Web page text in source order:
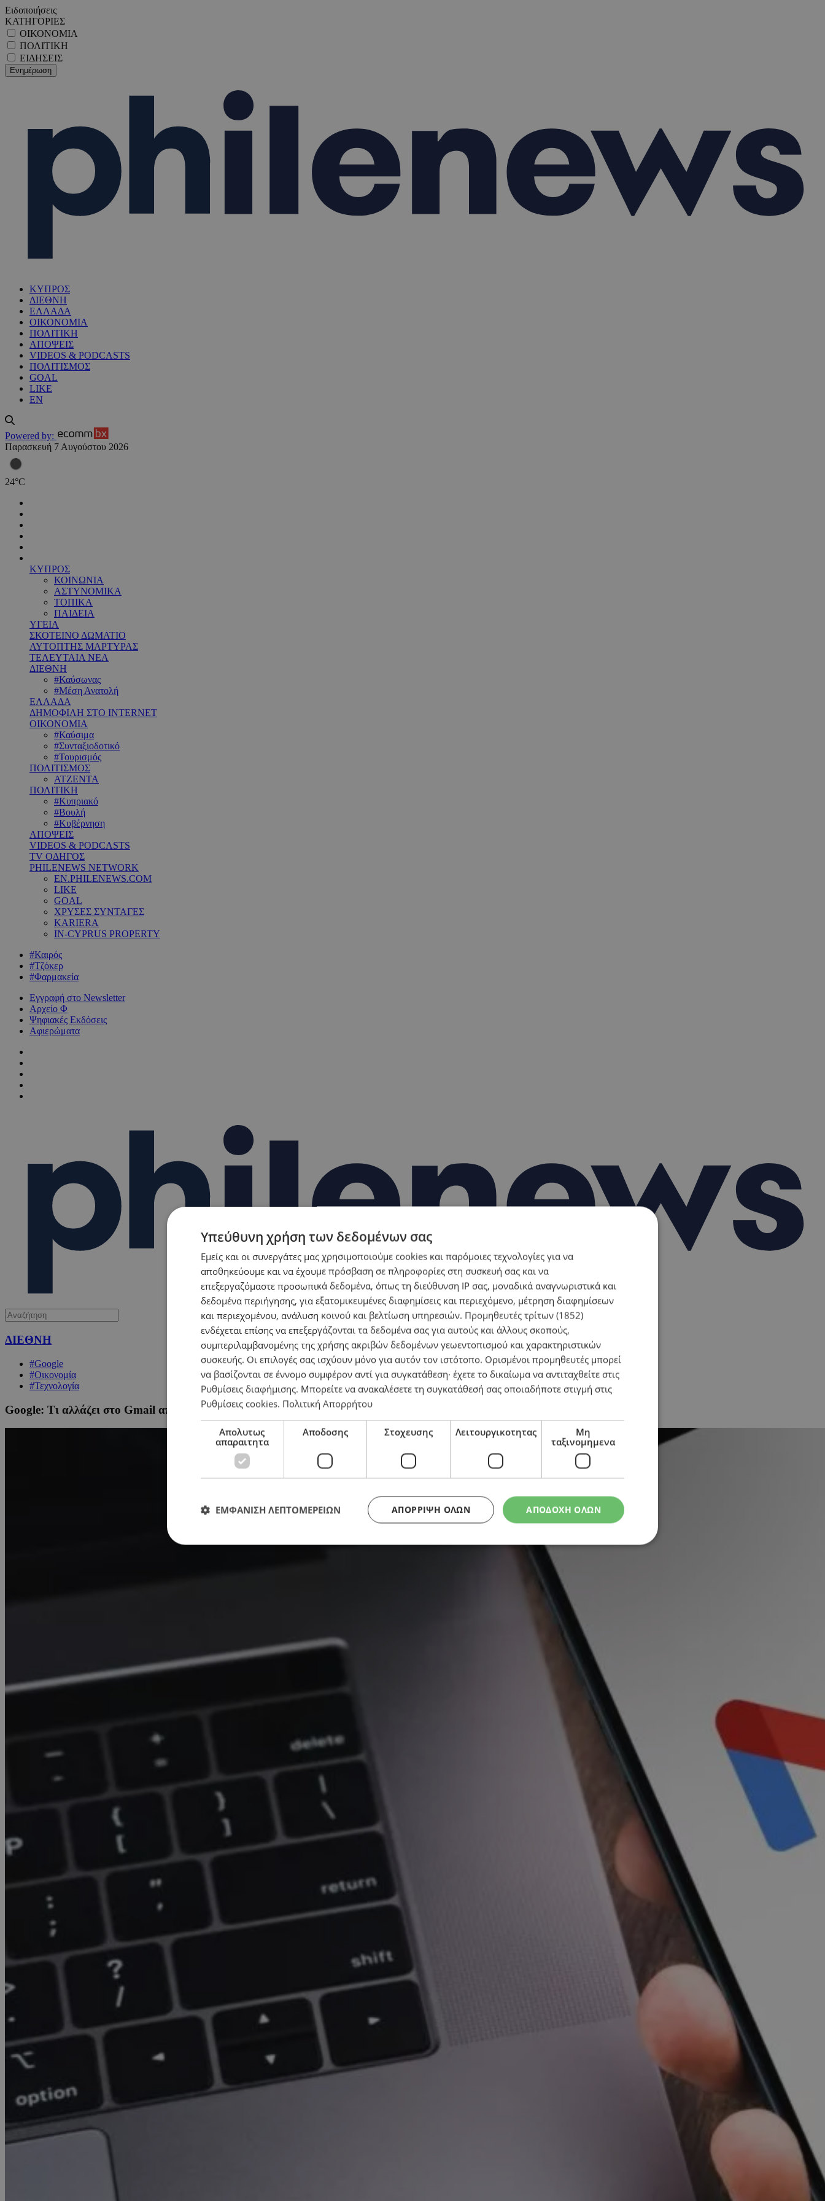
Ειδοποιήσεις
ΚΑΤΗΓΟΡΙΕΣ
ΟΙΚΟΝΟΜΙΑ
ΠΟΛΙΤΙΚΗ
ΕΙΔΗΣΕΙΣ
ΚΥΠΡΟΣ
ΔΙΕΘΝΗ
ΕΛΛΑΔΑ
ΟΙΚΟΝΟΜΙΑ
ΠΟΛΙΤΙΚΗ
ΑΠΟΨΕΙΣ
VIDEOS & PODCASTS
ΠΟΛΙΤΙΣΜΟΣ
GOAL
LIKE
EN
Powered by:
Παρασκευή 7 Αυγούστου 2026
24°C
ΚΥΠΡΟΣ
ΚΟΙΝΩΝΙΑ
ΑΣΤΥΝΟΜΙΚΑ
ΤΟΠΙΚΑ
ΠΑΙΔΕΙΑ
ΥΓΕΙΑ
ΣΚΟΤΕΙΝΟ ΔΩΜΑΤΙΟ
ΑΥΤΟΠΤΗΣ ΜΑΡΤΥΡΑΣ
ΤΕΛΕΥΤΑΙΑ ΝΕΑ
ΔΙΕΘΝΗ
#Καύσωνας
#Μέση Ανατολή
ΕΛΛΑΔΑ
ΔΗΜΟΦΙΛΗ ΣΤΟ INTERNET
ΟΙΚΟΝΟΜΙΑ
#Καύσιμα
#Συνταξιοδοτικό
#Τουρισμός
ΠΟΛΙΤΙΣΜΟΣ
ΑΤΖΕΝΤΑ
ΠΟΛΙΤΙΚΗ
#Κυπριακό
#Βουλή
#Κυβέρνηση
ΑΠΟΨΕΙΣ
VIDEOS & PODCASTS
TV ΟΔΗΓΟΣ
PHILENEWS NETWORK
EN.PHILENEWS.COM
LIKE
GOAL
ΧΡΥΣΕΣ ΣΥΝΤΑΓΕΣ
KARIERA
IN-CYPRUS PROPERTY
#Καιρός
#Τζόκερ
#Φαρμακεία
Εγγραφή στο Newsletter
Αρχείο Φ
Ψηφιακές Εκδόσεις
Αφιερώματα
ΔΙΕΘΝΗ
#Google
#Οικονομία
#Τεχνολογία
Google: Τι αλλάζει στο Gmail από το 2026 – Ποιες λειτουργίες καταργούνται
Υπεύθυνη χρήση των δεδομένων σας
Εμείς και οι συνεργάτες μας χρησιμοποιούμε cookies και παρόμοιες τεχνολογίες για να
αποθηκεύουμε και να έχουμε πρόσβαση σε πληροφορίες στη συσκευή σας και να
επεξεργαζόμαστε προσωπικά δεδομένα, όπως τη διεύθυνση IP σας, μοναδικά αναγνωριστικά και
δεδομένα περιήγησης, για εξατομικευμένες διαφημίσεις και περιεχόμενο, μέτρηση διαφημίσεων
και περιεχομένου, ανάλυση κοινού και βελτίωση υπηρεσιών. Προμηθευτές τρίτων (1852)
ενδέχεται επίσης να επεξεργάζονται τα δεδομένα σας για αυτούς και άλλους σκοπούς,
συμπεριλαμβανομένης της χρήσης ακριβών δεδομένων γεωεντοπισμού και χαρακτηριστικών
συσκευής. Οι επιλογές σας ισχύουν μόνο για αυτόν τον ιστότοπο. Ορισμένοι προμηθευτές μπορεί
να βασίζονται σε έννομο συμφέρον αντί για συγκατάθεση· έχετε το δικαίωμα να αντιταχθείτε στις
Ρυθμίσεις διαφήμισης. Μπορείτε να ανακαλέσετε τη συγκατάθεσή σας οποιαδήποτε στιγμή στις
Ρυθμίσεις cookies. Πολιτική Απορρήτου
Απολυτως
απαραιτητα
Αποδοσης Στοχευσης Λειτουργικοτητας
Μη
ταξινομημενα
ΑΠΟΔΟΧΗ ΟΛΩΝ
ΑΠΌΡΡΙΨΗ ΌΛΩΝ
ΕΜΦΑΝΙΣΗ ΛΕΠΤΟΜΕΡΕΙΩΝ